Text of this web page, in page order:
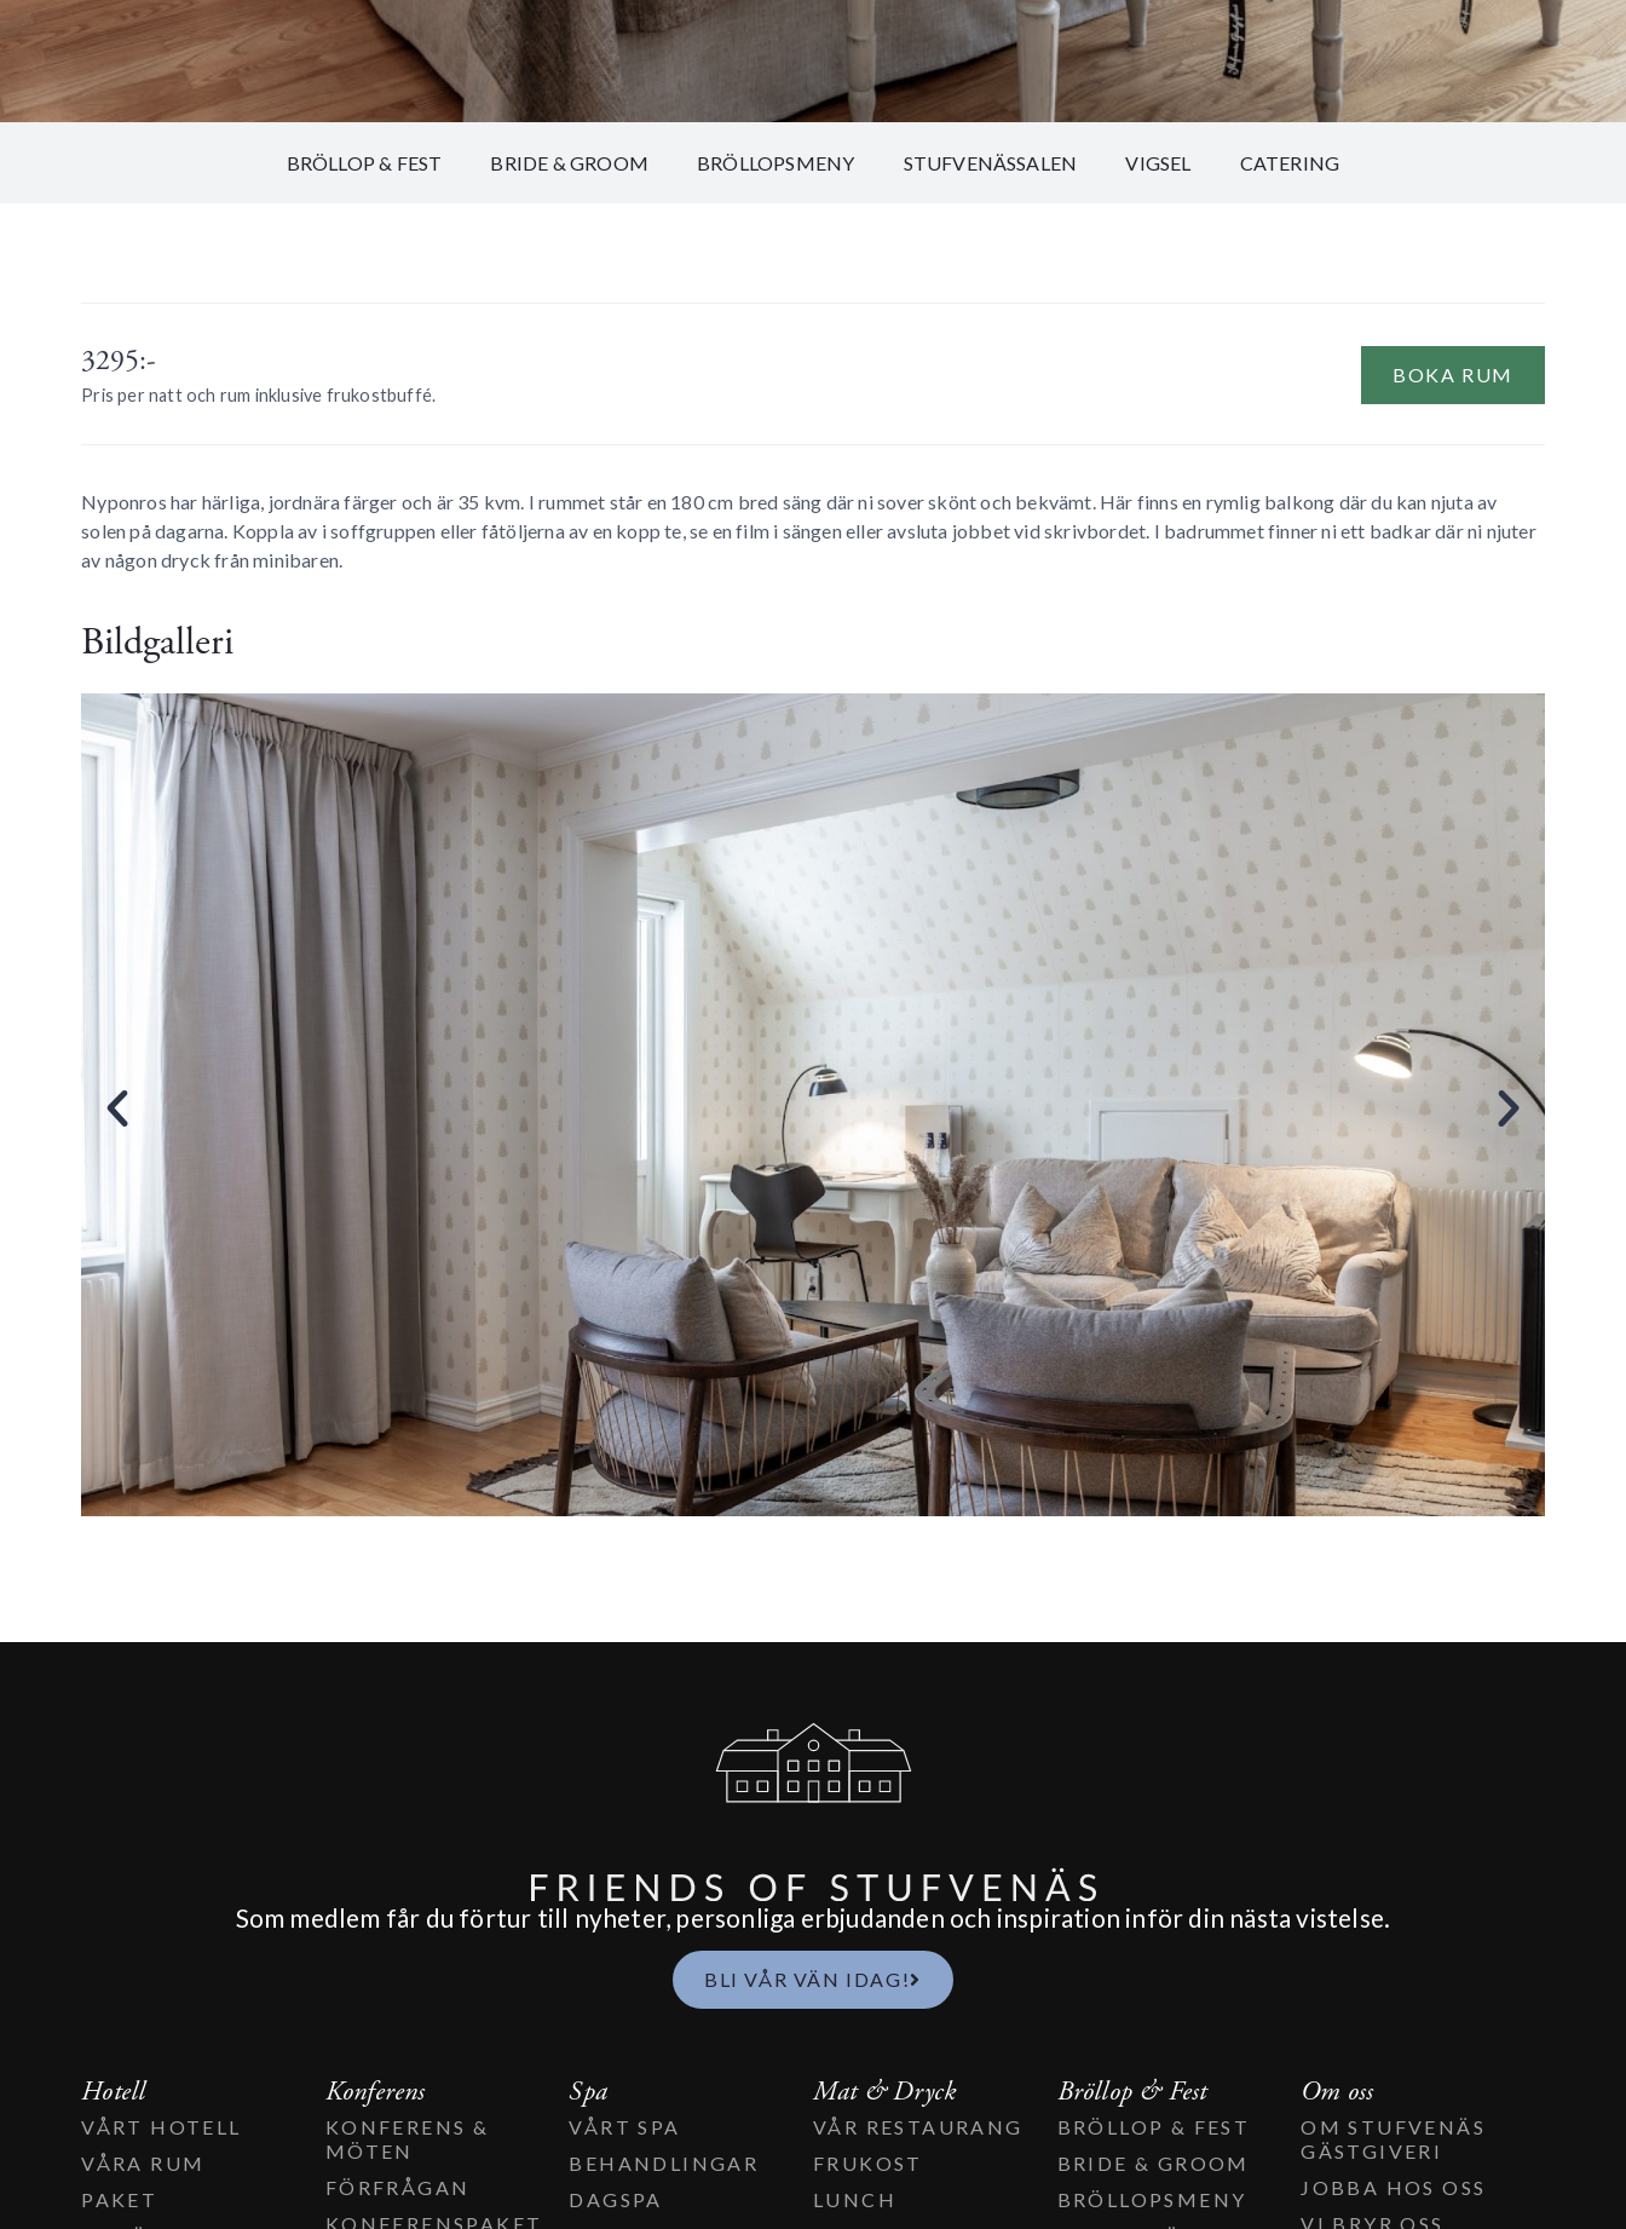
BRÖLLOP & FEST BRIDE & GROOM BRÖLLOPSMENY STUFVENÄSSALEN VIGSEL CATERING
3295:-
Pris per natt och rum inklusive frukostbuffé.
BOKA RUM
Nyponros har härliga, jordnära färger och är 35 kvm. I rummet står en 180 cm bred säng där ni sover skönt och bekvämt. Här finns en rymlig balkong där du kan njuta av
solen på dagarna. Koppla av i soffgruppen eller fåtöljerna av en kopp te, se en film i sängen eller avsluta jobbet vid skrivbordet. I badrummet finner ni ett badkar där ni njuter
av någon dryck från minibaren.
Bildgalleri
Som medlem får du förtur till nyheter, personliga erbjudanden och inspiration inför din nästa vistelse.
BLI VÅR VÄN IDAG!
Hotell
VÅRT HOTELL
VÅRA RUM
PAKET
Konferens
KONFERENS &
MÖTEN
FÖRFRÅGAN
KONFERENSPAKET
Spa
VÅRT SPA
BEHANDLINGAR
DAGSPA
Mat & Dryck
VÅR RESTAURANG
FRUKOST
LUNCH
Bröllop & Fest
BRÖLLOP & FEST
BRIDE & GROOM
BRÖLLOPSMENY
Om oss
OM STUFVENÄS
GÄSTGIVERI
JOBBA HOS OSS
VI BRYR OSS